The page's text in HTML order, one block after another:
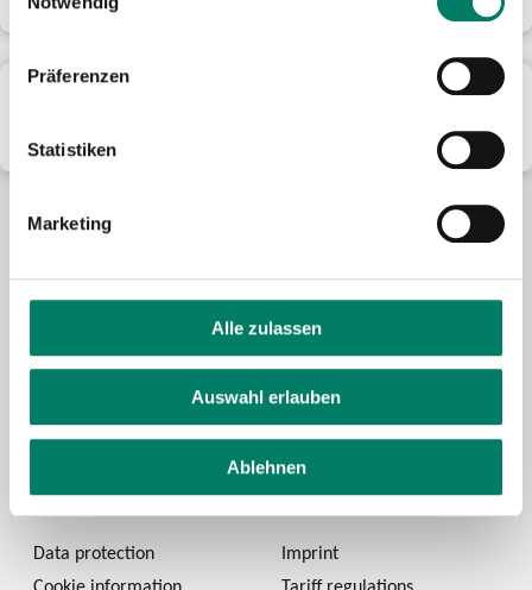
Präferenzen
Statistiken
Marketing
Alle zulassen
Auswahl erlauben
Ablehnen
Mini timetables & route information
About us
Data protection
Imprint
Cookie information
Tariff regulations